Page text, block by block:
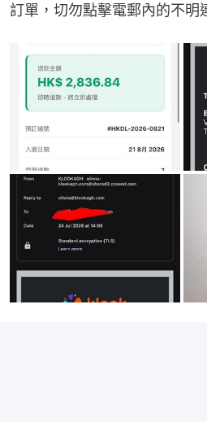
訂單，切勿點擊電郵內的不明